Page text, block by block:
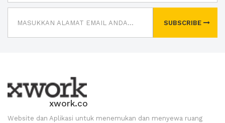
SUBSCRIBE
xwork.co
Website dan Aplikasi untuk menemukan dan menyewa ruang